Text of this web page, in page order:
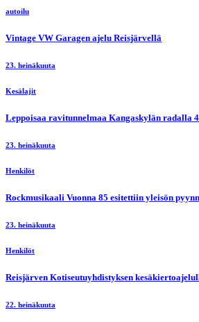
autoilu
Vintage VW Garagen ajelu Reisjärvellä
23. heinäkuuta
Kesälajit
Leppoisaa ravitunnelmaa Kangaskylän radalla
23. heinäkuuta
Henkilöt
Rockmusikaali Vuonna 85 esitettiin yleisön
23. heinäkuuta
Henkilöt
Reisjärven Kotiseutuyhdistyksen
22. heinäkuuta